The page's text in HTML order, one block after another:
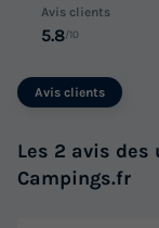
Annulation
Surface
Avis clients
5.8/10
Avis clients
Les 2 avis
Campings.fr